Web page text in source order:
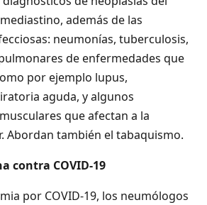
además de las
neumonías, tuberculosis,
de enfermedades que
por ejemplo lupus,
aguda, y algunos
que afectan a la
Abordan también el tabaquismo.
contra COVID-19
por COVID-19, los neumólogos